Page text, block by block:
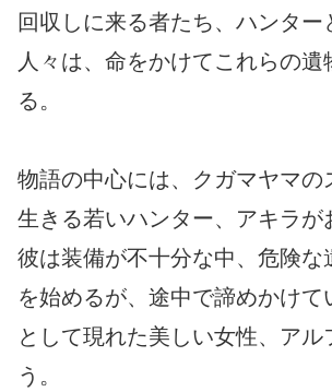
回収しに来る者たち、ハンター
人々は、命をかけてこれらの遺
る。
物語の中心には、クガマヤマの
生きる若いハンター、アキラが
彼は装備が不十分な中、危険な
を始めるが、途中で諦めかけて
として現れた美しい女性、アル
う。